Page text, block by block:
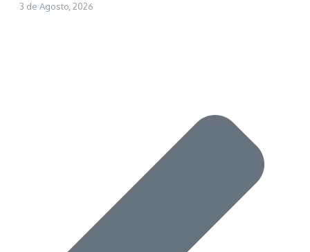
3 de Agosto, 2026